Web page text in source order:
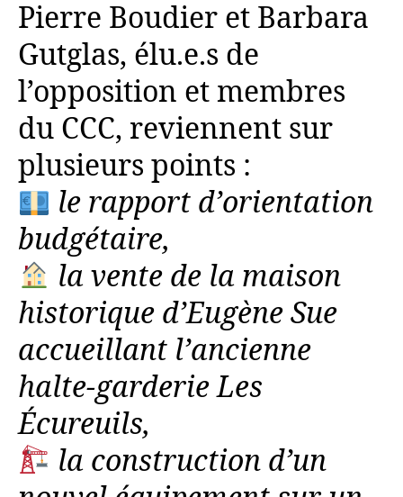
Pierre Boudier et Barbara
Gutglas, élu.e.s de
l’opposition et membres
du CCC, reviennent sur
plusieurs points :
le rapport d’orientation
budgétaire,
la vente de la maison
historique d’Eugène Sue
accueillant l’ancienne
halte-garderie Les
Écureuils,
la construction d’un